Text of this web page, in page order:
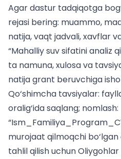
Agar dastur tadqiqotga
rejasi bering: muammo,
natija, vaqt jadvali, xavflar
“Mahalliy suv sifatini analiz
ta namuna, xulosa va
natija grant beruvchiga
Qo‘shimcha tavsiyalar:
oralig‘ida saqlang; nomlash:
murojaat qilmoqchi
tahlil qilish uchunOliygohlar